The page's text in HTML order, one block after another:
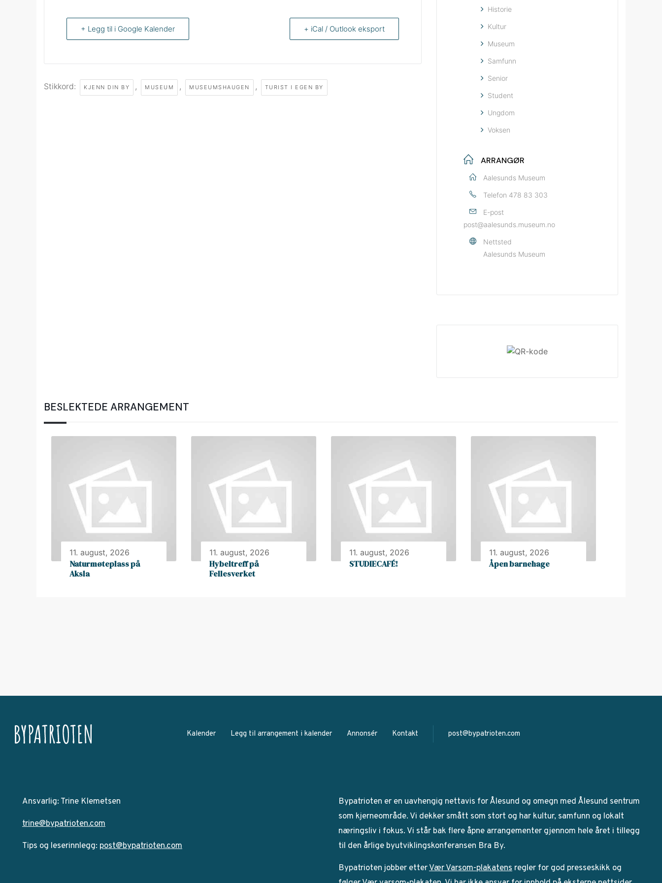
+ Legg til i Google Kalender + iCal / Outlook eksport
Stikkord: KJENN DIN BY , MUSEUM , MUSEUMSHAUGEN , TURIST I EGEN BY
Historie
Kultur
Museum
Samfunn
Senior
Student
Ungdom
Voksen
ARRANGØR
Aalesunds Museum
Telefon 478 83 303
E-post
post@aalesunds.museum.no
Nettsted
Aalesunds Museum
BESLEKTEDE ARRANGEMENT
11. august, 2026
Naturmøteplass på
Aksla
11. august, 2026
Hybeltreff på
Fellesverket
11. august, 2026
STUDIECAFÉ!
11. august, 2026
Åpen barnehage
Kalender Legg til arrangement i kalender Annonsér Kontakt post@bypatrioten.com
Ansvarlig: Trine Klemetsen
trine@bypatrioten.com
Tips og leserinnlegg: post@bypatrioten.com
Bypatrioten er en uavhengig nettavis for Ålesund og omegn med Ålesund sentrum
som kjerneområde. Vi dekker smått som stort og har kultur, samfunn og lokalt
næringsliv i fokus. Vi står bak flere åpne arrangementer gjennom hele året i tillegg
til den årlige byutviklingskonferansen Bra By.
Bypatrioten jobber etterVær Varsom-plakatens regler for god presseskikk og